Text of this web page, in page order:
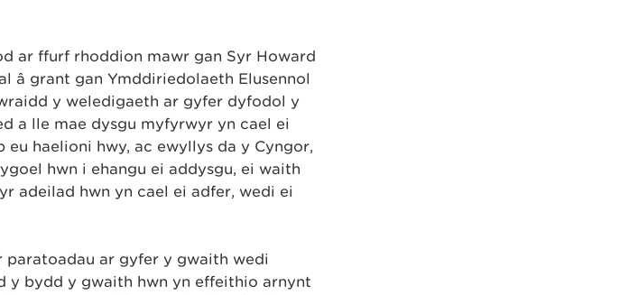
ar ffurf rhoddion mawr gan Syr Howard
â grant gan Ymddiriedolaeth Elusennol
y weledigaeth ar gyfer dyfodol y
a lle mae dysgu myfyrwyr yn cael ei
haelioni hwy, ac ewyllys da y Cyngor,
hwn i ehangu ei addysgu, ei waith
adeilad hwn yn cael ei adfer, wedi ei
paratoadau ar gyfer y gwaith wedi
y bydd y gwaith hwn yn effeithio arnynt